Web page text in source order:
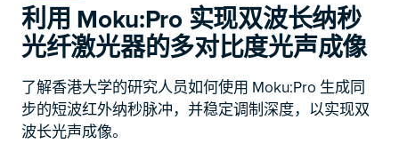
利用 Moku:Pro 实现双波长纳秒
光纤激光器的多对比度光声成像
了解香港大学的研究人员如何使用 Moku:Pro 生成同
步的短波红外纳秒脉冲，并稳定调制深度，以实现双
波长光声成像。